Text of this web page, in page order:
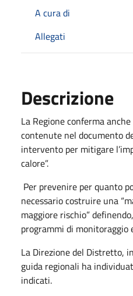
A cura di
Allegati
Descrizione
La Regione conferma
contenute nel documento
intervento per mitigare
calore”.
Per prevenire per quanto
necessario costruire una
maggiore rischio”
programmi di monitoraggio
La Direzione del Distretto,
guida regionali ha
indicati.